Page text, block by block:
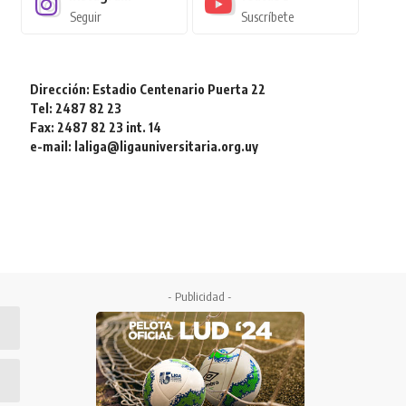
Seguir Suscríbete
Dirección: Estadio Centenario Puerta 22
Tel: 2487 82 23
Fax: 2487 82 23 int. 14
e-mail: laliga@ligauniversitaria.org.uy
- Publicidad -